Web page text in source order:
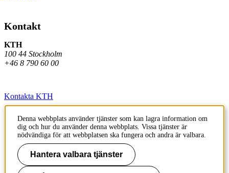
Kontakt
KTH
100 44 Stockholm
+46 8 790 60 00
Kontakta KTH
Jobba på KTH
Press och media
Faktura och betalning KTH
Denna webbplats använder tjänster som kan lagra information om
dig och hur du använder denna webbplats. Vissa tjänster är
nödvändiga för att webbplatsen ska fungera och andra är valbara.
Hantera valbara tjänster